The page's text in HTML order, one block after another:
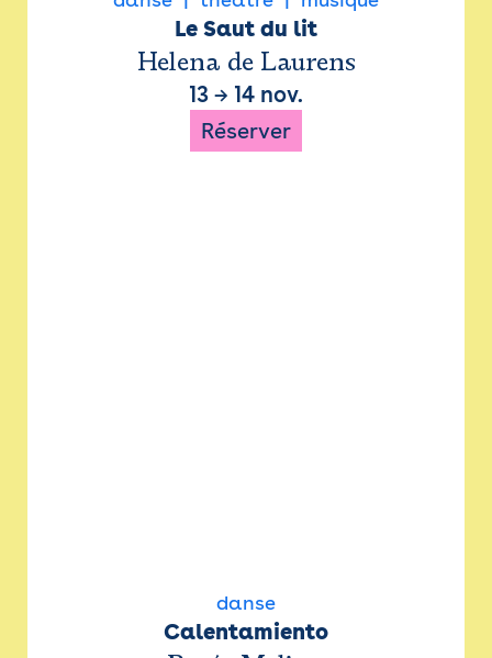
Le Saut du lit
Helena de Laurens
13 → 14 nov.
Réserver
danse
Calentamiento